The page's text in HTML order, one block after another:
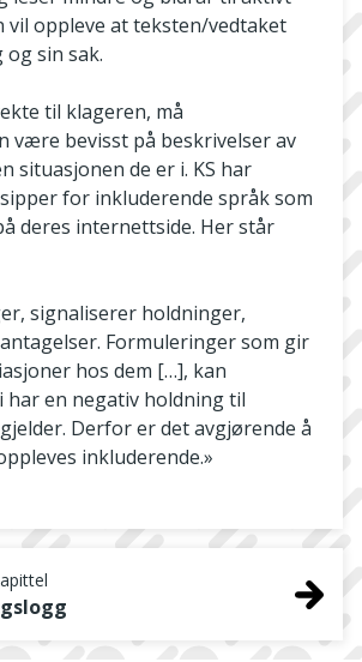
vil oppleve at teksten/vedtaket
og sin sak.
til klageren, må
være bevisst på beskrivelser av
situasjonen de er i. KS har
for inkluderende språk som
deres internettside. Her står
signaliserer holdninger,
Formuleringer som gir
hos dem […], kan
har en negativ holdning til
Derfor er det avgjørende å
inkluderende.»